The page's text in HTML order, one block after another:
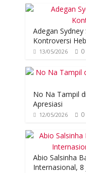
Adegan
Kontroversi
13/05/2026 0
No Na Tampil
Apresiasi
12/05/2026 0
Abio Salsinha
Internasional,